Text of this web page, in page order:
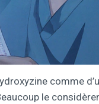
comme
le